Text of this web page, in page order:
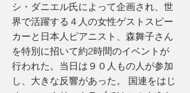
シ・ダニエル氏によって企画され、世
界で活躍する４人の女性ゲストスピー
カーと日本人ピアニスト、森舞子さん
を特別に招いて約2時間のイベントが
行われた。当日は９０人もの人が参加
し、大きな反響があった。 国連をはじ